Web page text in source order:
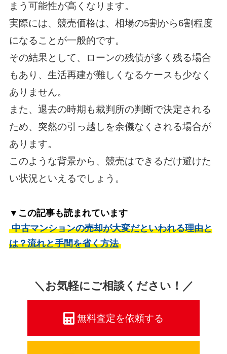
まう可能性が高くなります。
実際には、競売価格は、相場の5割から6割程度
になることが一般的です。
その結果として、ローンの残債が多く残る場合
もあり、生活再建が難しくなるケースも少なく
ありません。
また、退去の時期も裁判所の判断で決定される
ため、突然の引っ越しを余儀なくされる場合が
あります。
このような背景から、競売はできるだけ避けた
い状況といえるでしょう。
▼この記事も読まれています
中古マンションの売却が大変だといわれる理由と
は？流れと手間を省く方法
＼お気軽にご相談ください！／
無料査定を依頼する